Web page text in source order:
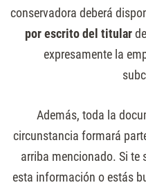
conservadora deberá
por escrito del titular
expresamente la
Además, toda la
circunstancia formará
arriba mencionado. Si te
esta información o estás